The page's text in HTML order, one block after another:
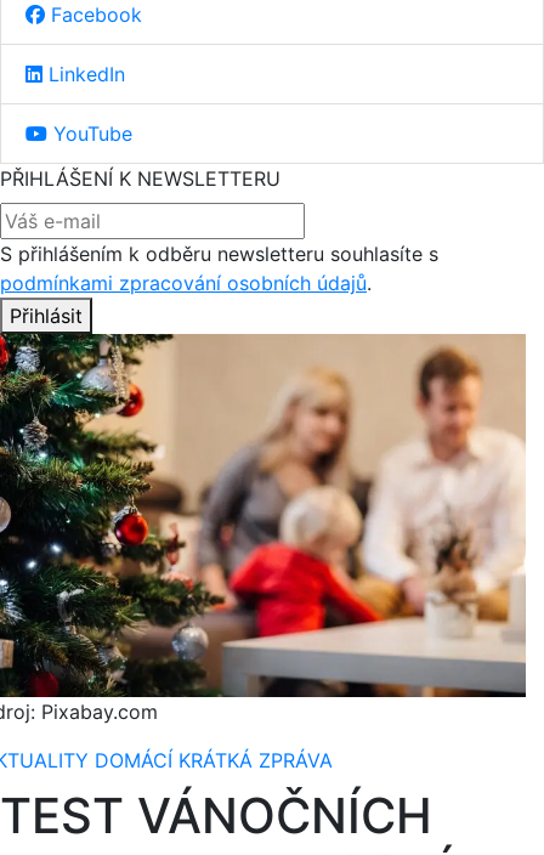
Facebook
LinkedIn
YouTube
PŘIHLÁŠENÍ K NEWSLETTERU
S přihlášením k odběru newsletteru souhlasíte s
podmínkami zpracování osobních údajů.
Přihlásit
Pixabay.com
DOMÁCÍ KRÁTKÁ ZPRÁVA
TEST VÁNOČNÍCH